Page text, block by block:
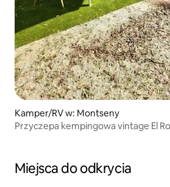
Kamper/RV w: Montseny
Przyczepa kempingowa vintage El
Miejsca do odkrycia